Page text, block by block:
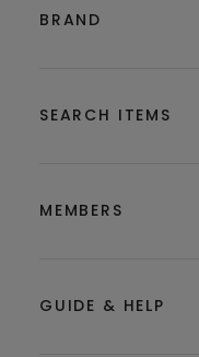
BRAND
SEARCH ITEMS
MEMBERS
GUIDE & HELP